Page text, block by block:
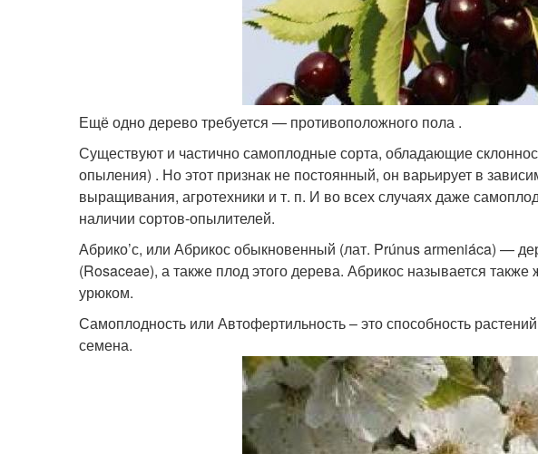
​Ещё одно дерево требуется — противоположного пола .​
​Существуют и частично самоплодные сорта, обладающие
опыления) . Но этот признак не постоянный, он варьирует в
выращивания, агротехники и т. п. И во всех случаях даже
наличии сортов-опылителей.​
​Абрико’с, или Абрикос обыкновенный (лат. Prúnus armeniáca) —
(Rosaceae), а также плод этого дерева. Абрикос называется
урюком.​
​Самоплодность или Автофертильность – это способность
семена.​